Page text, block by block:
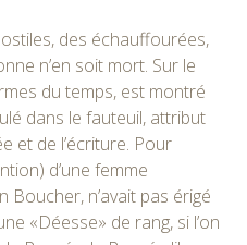
des échauffourées,
n’en soit mort. Sur le
du temps, est montré
dans le fauteuil, attribut
et de l’écriture. Pour
d’une femme
Boucher, n’avait pas érigé
«Déesse» de rang, si l’on